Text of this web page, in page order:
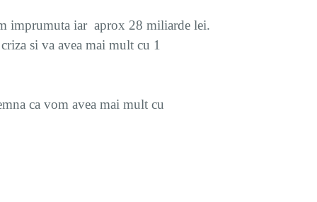
imprumuta iar aprox 28 miliarde lei.
si va avea mai mult cu 1
ca vom avea mai mult cu